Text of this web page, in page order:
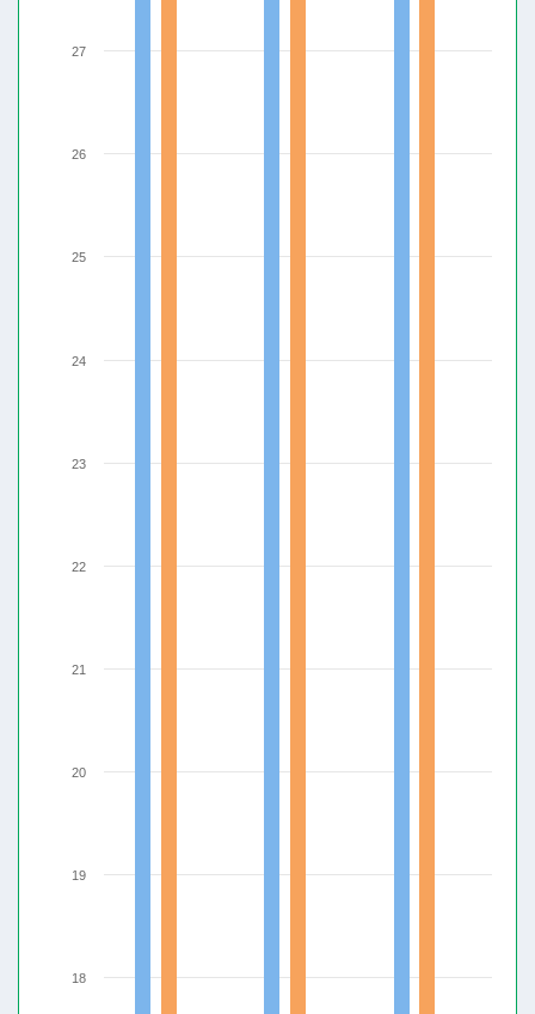
25
18
19
20
21
22
23
24
26
27